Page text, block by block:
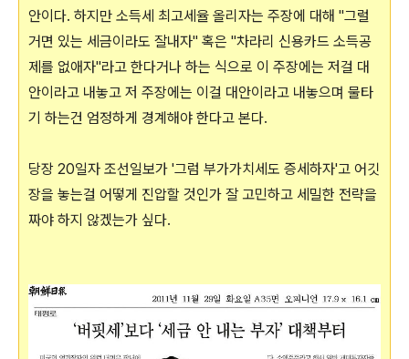
안이다. 하지만 소득세 최고세율 올리자는 주장에 대해 "그럴
거면 있는 세금이라도 잘내자" 혹은 "차라리 신용카드 소득공
제를 없애자"라고 한다거나 하는 식으로 이 주장에는 저걸 대
안이라고 내놓고 저 주장에는 이걸 대안이라고 내놓으며 물타
기 하는건 엄정하게 경계해야 한다고 본다.
당장 20일자 조선일보가 '그럼 부가가치세도 증세하자'고 어깃
장을 놓는걸 어떻게 진압할 것인가 잘 고민하고 세밀한 전략을
짜야 하지 않겠는가 싶다.